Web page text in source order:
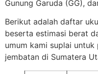
Gunung Garuda (GG),
Berikut adalah daftar
beserta estimasi berat
umum kami suplai
jembatan di Sumatera